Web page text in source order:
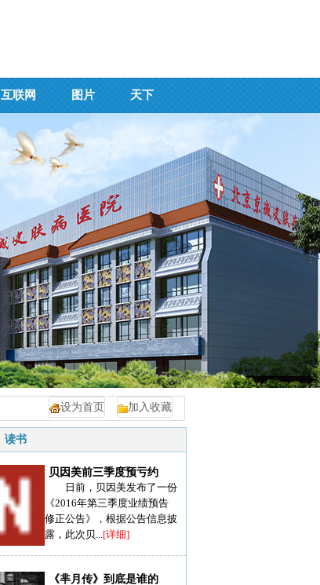
互联网 图片 天下
加入收藏
设为首页
读书
贝因美前三季度预亏约
日前，贝因美发布了一份
《2016年第三季度业绩预告
修正公告》，根据公告信息披
露，此次贝...[详细]
《芈月传》到底是谁的